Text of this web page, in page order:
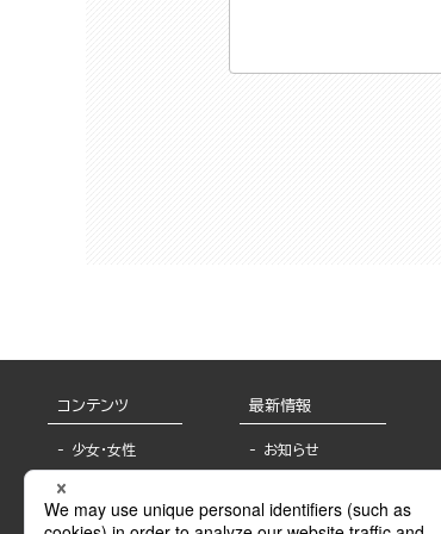
コンテンツ
少女・女性
BL
最新情報
お知らせ
報